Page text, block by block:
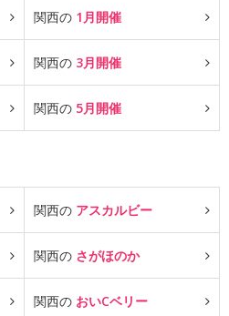
関西の 1月開催
関西の 3月開催
関西の 5月開催
関西の アスカルビー
関西の さがほのか
関西の おいCベリー